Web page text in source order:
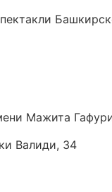
Мажита
Валиди, 34